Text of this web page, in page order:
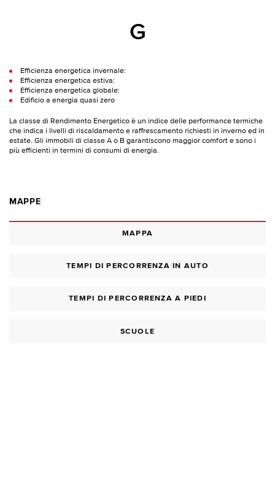
G
Efficienza energetica invernale:
Efficienza energetica estiva:
Efficienza energetica globale:
Edificio a energia quasi zero
La classe di Rendimento Energetico è un indice delle performance termiche
che indica i livelli di riscaldamento e raffrescamento richiesti in inverno ed in
estate. Gli immobili di classe A o B garantiscono maggior comfort e sono i
più efficienti in termini di consumi di energia.
MAPPE
MAPPA
TEMPI DI PERCORRENZA IN AUTO
TEMPI DI PERCORRENZA A PIEDI
SCUOLE